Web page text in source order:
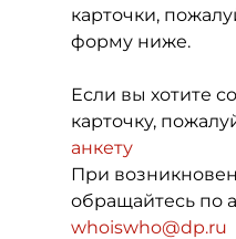
карточки,
форму ниже.
Если вы хотите
карточку,
анкету
При
обращайтесь по
whoiswho@dp.ru